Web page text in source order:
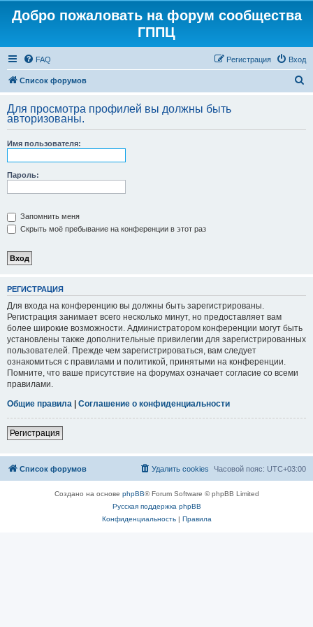
Добро пожаловать на форум сообщества
ГППЦ
FAQ Вход
Регистрация
Список форумов
с
Для просмотра профилей вы должны быть
авторизованы.
Имя пользователя:
Пароль:
Запомнить меня
Скрыть моё пребывание на конференции в этот раз
РЕГИСТРАЦИЯ
Для входа на конференцию вы должны быть зарегистрированы.
Регистрация занимает всего несколько минут, но предоставляет вам
более широкие возможности. Администратором конференции могут быть
установлены также дополнительные привилегии для зарегистрированных
пользователей. Прежде чем зарегистрироваться, вам следует
ознакомиться с правилами и политикой, принятыми на конференции.
Помните, что ваше присутствие на форумах означает согласие со всеми
правилами.
Общие правила | Соглашение о конфиденциальности
Регистрация
Список форумов Часовой пояс: UTC+03:00
Удалить cookies
Создано на основе phpBB® Forum Software © phpBB Limited
Русская поддержка phpBB
Конфиденциальность| Правила